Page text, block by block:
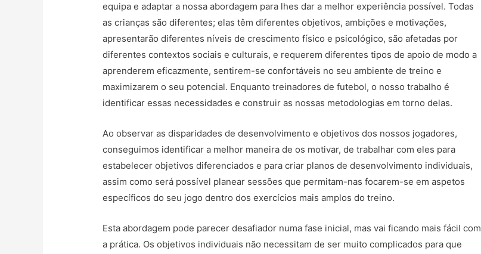
equipa e adaptar a nossa abordagem para lhes dar a melhor experiência possível. Todas
as crianças são diferentes; elas têm diferentes objetivos, ambições e motivações,
apresentarão diferentes níveis de crescimento físico e psicológico, são afetadas por
diferentes contextos sociais e culturais, e requerem diferentes tipos de apoio de modo a
aprenderem eficazmente, sentirem-se confortáveis no seu ambiente de treino e
maximizarem o seu potencial. Enquanto treinadores de futebol, o nosso trabalho é
identificar essas necessidades e construir as nossas metodologias em torno delas.
Ao observar as disparidades de desenvolvimento e objetivos dos nossos jogadores,
conseguimos identificar a melhor maneira de os motivar, de trabalhar com eles para
estabelecer objetivos diferenciados e para criar planos de desenvolvimento individuais,
assim como será possível planear sessões que permitam-nas focarem-se em aspetos
específicos do seu jogo dentro dos exercícios mais amplos do treino.
Esta abordagem pode parecer desafiador numa fase inicial, mas vai ficando mais fácil com
a prática. Os objetivos individuais não necessitam de ser muito complicados para que